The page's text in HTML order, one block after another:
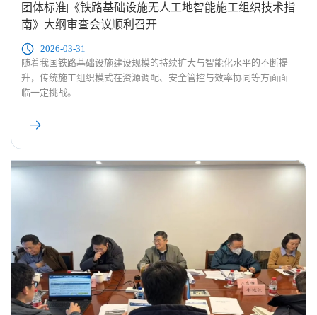
团体标准|《铁路基础设施无人工地智能施工组织技术指
南》大纲审查会议顺利召开
2026-03-31
随着我国铁路基础设施建设规模的持续扩大与智能化水平的不断提
升，传统施工组织模式在资源调配、安全管控与效率协同等方面面
临一定挑战。